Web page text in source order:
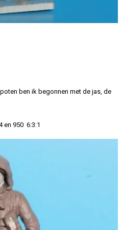
ben ik begonnen met de jas, de
en 950 6:3:1